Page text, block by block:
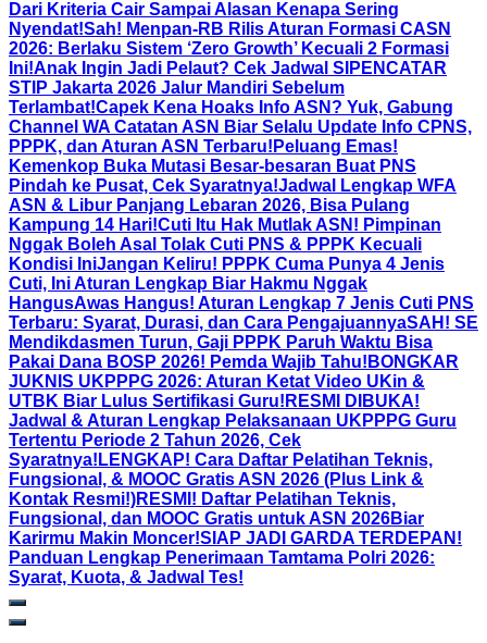
Dari Kriteria Cair Sampai Alasan Kenapa Sering
Nyendat!Sah! Menpan-RB Rilis Aturan Formasi CASN
2026: Berlaku Sistem ‘Zero Growth’ Kecuali 2 Formasi
Ini!Anak Ingin Jadi Pelaut? Cek Jadwal SIPENCATAR
STIP Jakarta 2026 Jalur Mandiri Sebelum
Terlambat!Capek Kena Hoaks Info ASN? Yuk, Gabung
Channel WA Catatan ASN Biar Selalu Update Info CPNS,
PPPK, dan Aturan ASN Terbaru! Peluang Emas!
Kemenkop Buka Mutasi Besar-besaran Buat PNS
Pindah ke Pusat, Cek Syaratnya!Jadwal Lengkap WFA
ASN & Libur Panjang Lebaran 2026, Bisa Pulang
Kampung 14 Hari!Cuti Itu Hak Mutlak ASN! Pimpinan
Nggak Boleh Asal Tolak Cuti PNS & PPPK Kecuali
Kondisi IniJangan Keliru! PPPK Cuma Punya 4 Jenis
Cuti, Ini Aturan Lengkap Biar Hakmu Nggak
HangusAwas Hangus! Aturan Lengkap 7 Jenis Cuti PNS
Terbaru: Syarat, Durasi, dan Cara PengajuannyaSAH! SE
Mendikdasmen Turun, Gaji PPPK Paruh Waktu Bisa
Pakai Dana BOSP 2026! Pemda Wajib Tahu! BONGKAR
JUKNIS UKPPPG 2026: Aturan Ketat Video UKin &
UTBK Biar Lulus Sertifikasi Guru! RESMI DIBUKA!
Jadwal & Aturan Lengkap Pelaksanaan UKPPPG Guru
Tertentu Periode 2 Tahun 2026, Cek
Syaratnya! LENGKAP! Cara Daftar Pelatihan Teknis,
Fungsional, & MOOC Gratis ASN 2026 (Plus Link &
Kontak Resmi!)RESMI! Daftar Pelatihan Teknis,
Fungsional, dan MOOC Gratis untuk ASN 2026Biar
Karirmu Makin Moncer!SIAP JADI GARDA TERDEPAN!
Panduan Lengkap Penerimaan Tamtama Polri 2026:
Syarat, Kuota, & Jadwal Tes!